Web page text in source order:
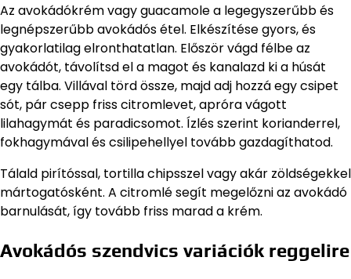
Az avokádókrém vagy guacamole a legegyszerűbb és
legnépszerűbb avokádós étel. Elkészítése gyors, és
gyakorlatilag elronthatatlan. Először vágd félbe az
avokádót, távolítsd el a magot és kanalazd ki a húsát
egy tálba. Villával törd össze, majd adj hozzá egy csipet
sót, pár csepp friss citromlevet, apróra vágott
lilahagymát és paradicsomot. Ízlés szerint korianderrel,
fokhagymával és csilipehellyel tovább gazdagíthatod.
Tálald pirítóssal, tortilla chipsszel vagy akár zöldségekkel
mártogatósként. A citromlé segít megelőzni az avokádó
barnulását, így tovább friss marad a krém.
Avokádós szendvics variációk reggelire